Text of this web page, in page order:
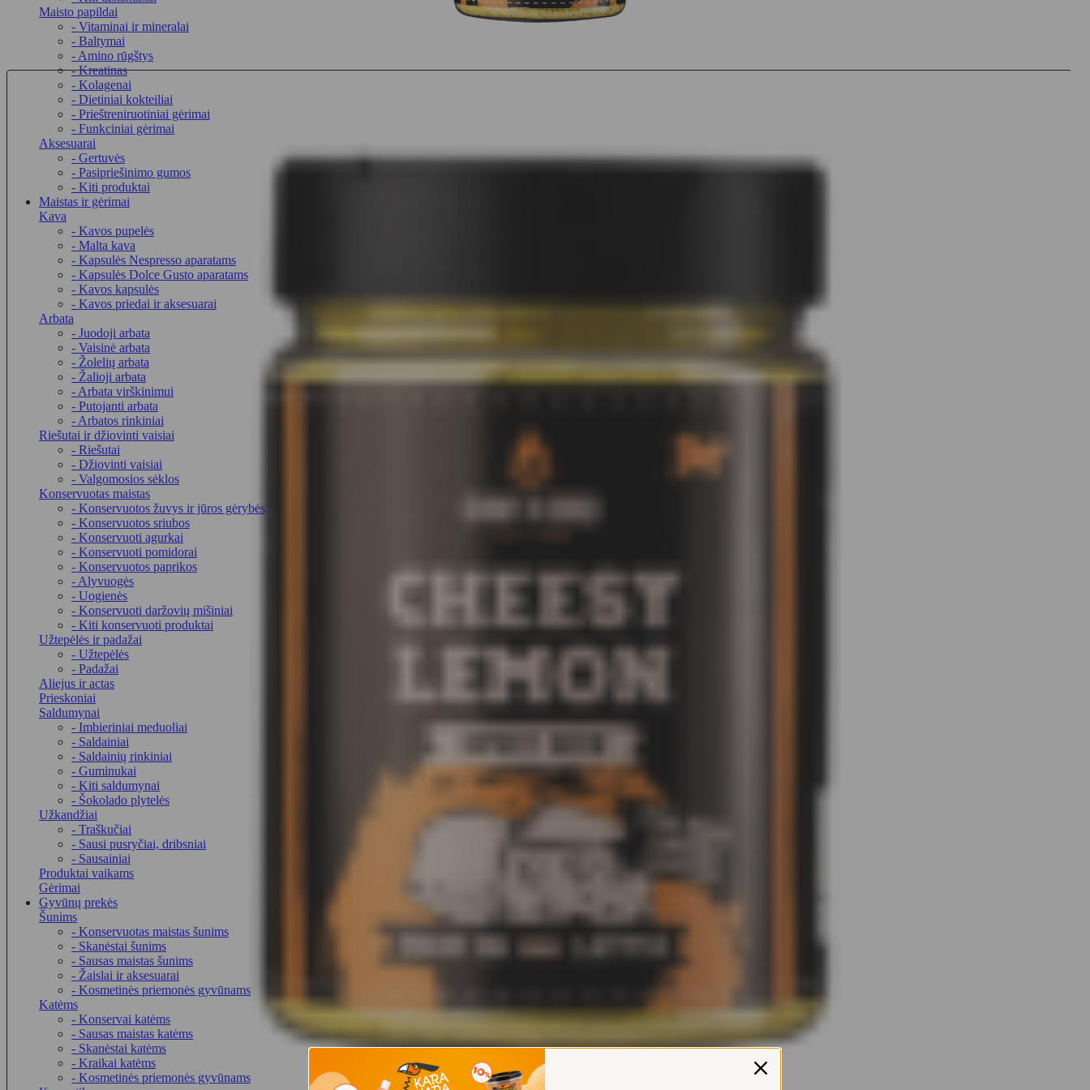
Maisto papildai
- Vitaminai ir mineralai
- Baltymai
- Amino rūgštys
- Kreatinas
- Kolagenai
- Dietiniai kokteiliai
- Prieštreniruotiniai gėrimai
- Funkciniai gėrimai
Aksesuarai
- Gertuvės
- Pasipriešinimo gumos
- Kiti produktai
Maistas ir gėrimai
Kava
- Kavos pupelės
- Malta kava
- Kapsulės Nespresso aparatams
- Kapsulės Dolce Gusto aparatams
- Kavos kapsulės
- Kavos priedai ir aksesuarai
Arbata
- Juodoji arbata
- Vaisinė arbata
- Žolelių arbata
- Žalioji arbata
- Arbata virškinimui
- Putojanti arbata
- Arbatos rinkiniai
Riešutai ir džiovinti vaisiai
- Riešutai
- Džiovinti vaisiai
- Valgomosios sėklos
Konservuotas maistas
- Konservuotos žuvys ir jūros gėrybės
- Konservuotos sriubos
- Konservuoti agurkai
- Konservuoti pomidorai
- Konservuotos paprikos
- Alyvuogės
- Uogienės
- Konservuoti daržovių mišiniai
- Kiti konservuoti produktai
Užtepėlės ir padažai
- Užtepėlės
- Padažai
Aliejus ir actas
Prieskoniai
Saldumynai
- Imbieriniai meduoliai
- Saldainiai
- Saldainių rinkiniai
- Guminukai
- Kiti saldumynai
- Šokolado plytelės
Užkandžiai
- Traškučiai
- Sausi pusryčiai, dribsniai
- Sausainiai
Produktai vaikams
Gėrimai
Gyvūnų prekės
Šunims
- Konservuotas maistas šunims
- Skanėstai šunims
- Sausas maistas šunims
- Žaislai ir aksesuarai
- Kosmetinės priemonės gyvūnams
Katėms
- Konservai katėms
- Sausas maistas katėms
- Skanėstai katėms
- Kraikai katėms
- Kosmetinės priemonės gyvūnams